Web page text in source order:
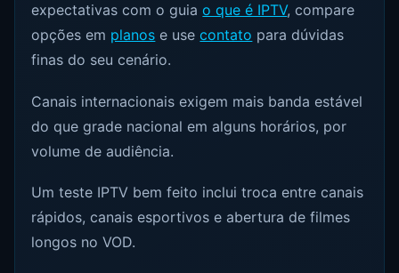
expectativas com o guiao que é IPTV, compare
opções em planos e usecontato para dúvidas
finas do seu cenário.
Canais internacionais exigem mais banda estável
do que grade nacional em alguns horários, por
volume de audiência.
Um teste IPTV bem feito inclui troca entre canais
rápidos, canais esportivos e abertura de filmes
longos no VOD.